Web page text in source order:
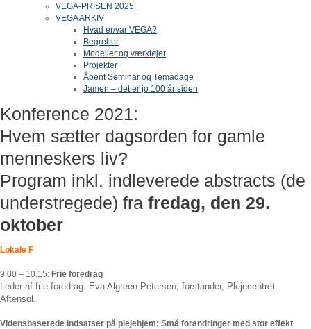
VEGA-PRISEN 2025
VEGA ARKIV
Hvad er/var VEGA?
Begreber
Modeller og værktøjer
Projekter
Åbent Seminar og Temadage
Jamen – det er jo 100 år siden
Konference 2021:
Hvem sætter dagsorden for gamle
menneskers liv?
Program inkl. indleverede abstracts (de
understregede) fra fredag, den 29.
oktober
Lokale F
9.00 – 10.15: Frie foredrag
Leder af frie foredrag: Eva Algreen-Petersen, forstander, Plejecentret
Aftensol.
Vidensbaserede indsatser på plejehjem: Små forandringer med stor effekt